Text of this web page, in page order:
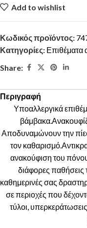
Add to wishlist
Κωδικός προϊόντος:
Κατηγορίες: Επιθέματα
Share:
Περιγραφή
Υποαλλεργικά
Αποδυναμώνουν την
τον
ανακούφιση του
διάφορες παθήσεις
καθημερινές σας
σε περιοχές που
τύλοι,